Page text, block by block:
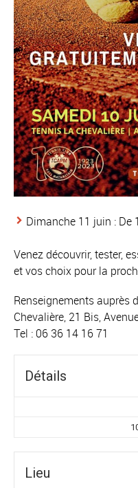
Dimanche 11 juin : De
Venez découvrir, tester,
et vos choix pour la
Renseignements auprès
Chevalière, 21 Bis,
Tel : 06 36 14 16 71
Détails
Lieu